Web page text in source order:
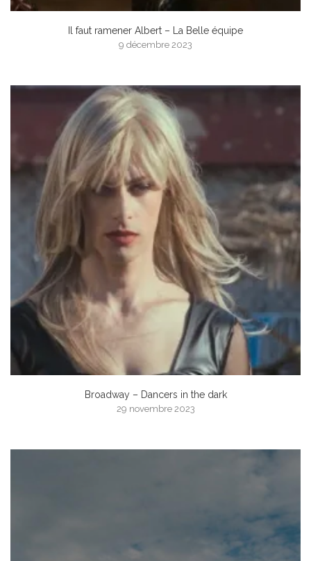
Il faut ramener Albert – La Belle équipe
9 décembre 2023
Broadway – Dancers in the dark
29 novembre 2023